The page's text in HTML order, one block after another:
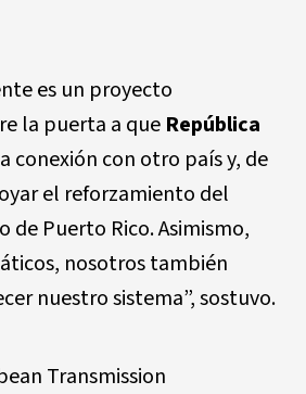
es un proyecto
la puerta a que República
conexión con otro país y, de
el reforzamiento del
de Puerto Rico. Asimismo,
nosotros también
nuestro sistema”, sostuvo.
Transmission